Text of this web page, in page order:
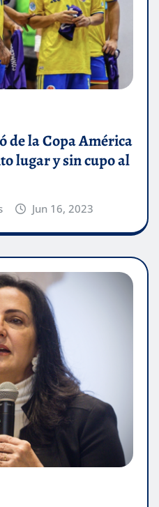
de la Copa América
lugar y sin cupo al
Jun 16, 2023